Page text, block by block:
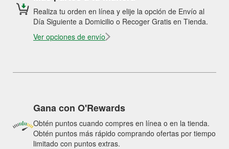
Realiza tu orden en línea y elije la opción de Envío al
Día Siguiente a Domicilio o Recoger Gratis en Tienda.
Ver opciones de envío
Gana con O'Rewards
Obtén puntos cuando compres en línea o en la tienda.
Obtén puntos más rápido comprando ofertas por tiempo
limitado con puntos extras.